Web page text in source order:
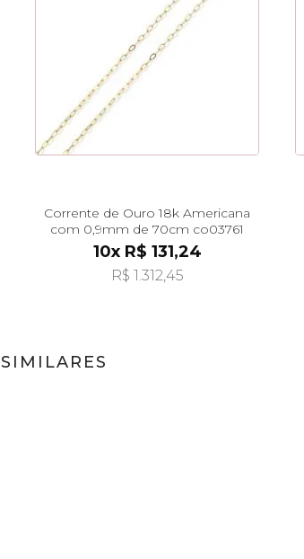
Corrente de Ouro 18k Americana
com 0,9mm de 70cm co03761
10x R$ 131,24
R$ 1.312,45
SIMILARES